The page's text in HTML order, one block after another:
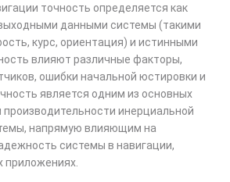
точность определяется как
данными системы (такими
курс, ориентация) и истинными
влияют различные факторы,
ошибки начальной юстировки и
является одним из основных
производительности инерциальной
напрямую влияющим на
системы в навигации,
приложениях.